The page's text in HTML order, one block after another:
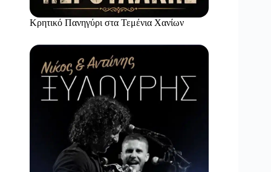
Κρητικό Πανηγύρι στα Τεμένια Χανίων